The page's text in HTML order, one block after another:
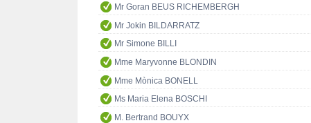
Mr Goran BEUS RICHEMBERGH
Mr Jokin BILDARRATZ
Mr Simone BILLI
Mme Maryvonne BLONDIN
Mme Mònica BONELL
Ms Maria Elena BOSCHI
M. Bertrand BOUYX